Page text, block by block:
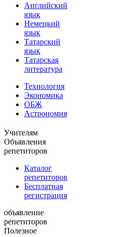
Английский
язык
Немецкий
язык
Татарский
язык
Татарская
литература
Технология
Экономика
ОБЖ
Астрономия
Учителям
Объявления
репетиторов
Каталог
репетиторов
Бесплатная
регистрация
объявление
репетиторов
Полезное